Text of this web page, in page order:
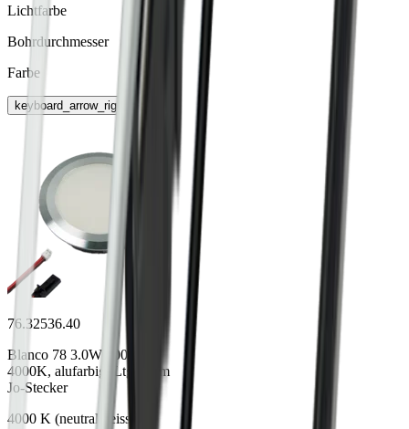
Lichtfarbe
Bohrdurchmesser
Farbe
keyboard_arrow_right
76.32536.40
Blanco 78 3.0W/500mA
4000K, alufarbig, Ltg. 2.0m
Jo-Stecker
4000 K (neutralweiss)